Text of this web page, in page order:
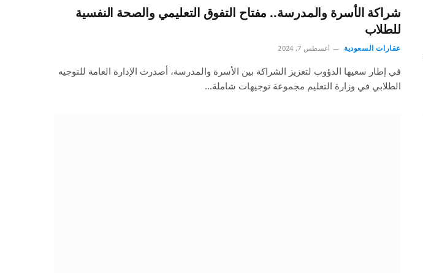
شراكة الأسرة والمدرسة.. مفتاح التفوق التعليمي والصحة النفسية
للطلاب
عقارات السعودية أغسطس 7, 2024
في إطار سعيها الدؤوب لتعزيز الشراكة بين الأسرة والمدرسة، أصدرت الإدارة العامة للتوجيه
الطلابي في وزارة التعليم مجموعة توجيهات شاملة…